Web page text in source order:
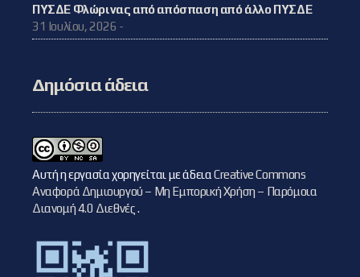
ΠΥΣΔΕ Φλώρινας από απόσπαση από άλλο ΠΥΣΔΕ
31 Ιουλίου, 2026 -
Δημόσια άδεια
Αυτή η εργασία χορηγείται με άδειαCreative Commons
Αναφορά Δημιουργού – Μη Εμπορική Χρήση – Παρόμοια
Διανομή 4.0 Διεθνές.